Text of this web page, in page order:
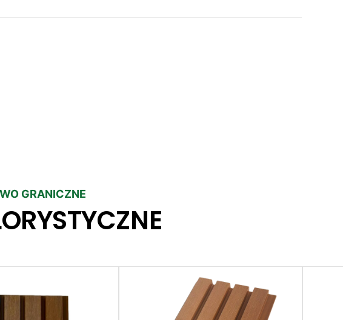
GRANICZNE